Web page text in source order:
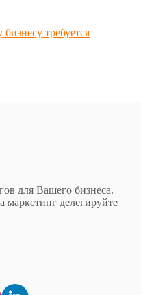
требуется
для Вашего бизнеса.
маркетинг делегируйте